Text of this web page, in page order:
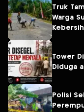
Truk
Warga
Tower Disegel,
Polisi